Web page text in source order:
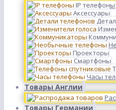
IP телефоны
Аксессуары
Проекторы
Смартфоны
Часы
Товары Англии
Товары Германии